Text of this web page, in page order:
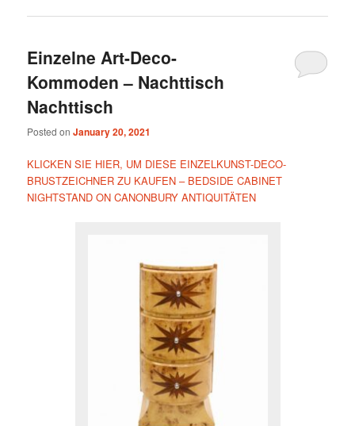
Einzelne Art-Deco-
Kommoden – Nachttisch
Nachttisch
Posted onJanuary 20, 2021
KLICKEN SIE HIER, UM DIESE EINZELKUNST-DECO-
BRUSTZEICHNER ZU KAUFEN – BEDSIDE CABINET
NIGHTSTAND ON CANONBURY ANTIQUITÄTEN